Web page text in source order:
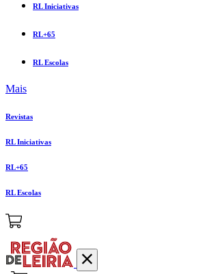
RL Iniciativas
RL+65
RL Escolas
Mais
Revistas
RL Iniciativas
RL+65
RL Escolas